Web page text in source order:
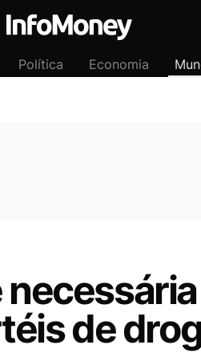
Política Economia
de